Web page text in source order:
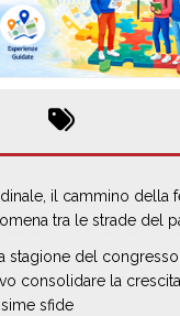
il cammino della
tra le strade del
stagione del
consolidare la
sfide